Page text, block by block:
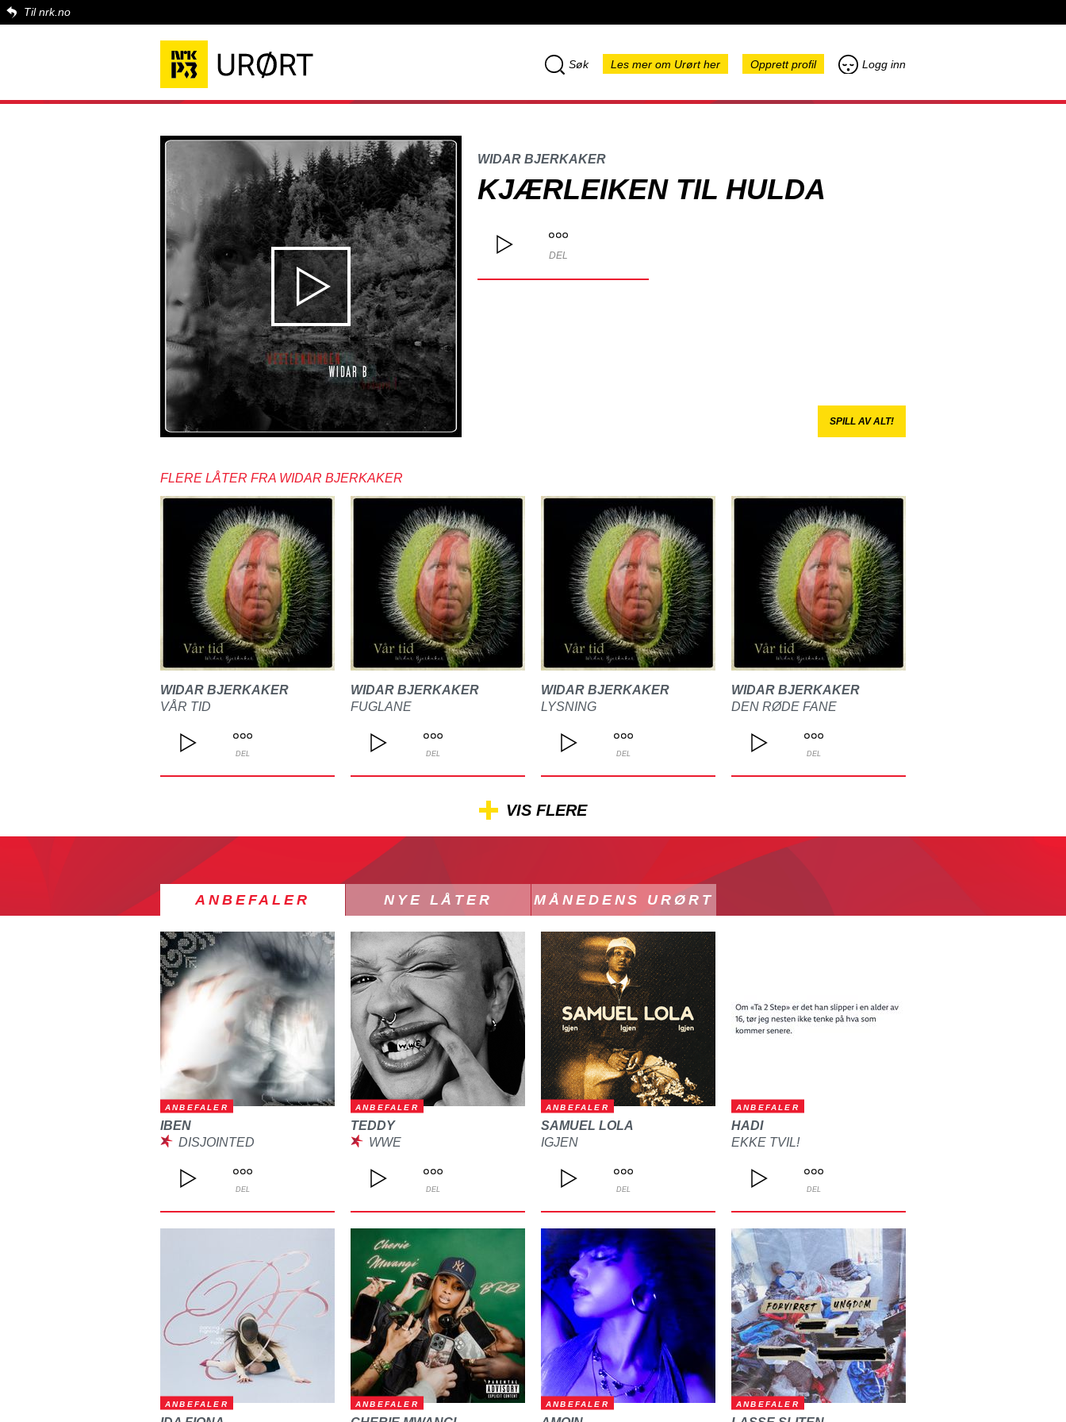
Til nrk.no
Søk Les mer om Urørt her Opprett profil Logg inn
WIDAR BJERKAKER
KJÆRLEIKEN TIL HULDA
DEL
SPILL AV ALT!
FLERE LÅTER FRA WIDAR BJERKAKER
WIDAR BJERKAKER
VÅR TID
DEL
WIDAR BJERKAKER
FUGLANE
DEL
WIDAR BJERKAKER
LYSNING
DEL
WIDAR BJERKAKER
DEN RØDE FANE
DEL
VIS FLERE
ANBEFALER NYE LÅTER MÅNEDENS URØRT
ANBEFALER
IBEN
DISJOINTED
DEL
ANBEFALER
TEDDY
WWE
DEL
ANBEFALER
SAMUEL LOLA
IGJEN
DEL
ANBEFALER
HADI
EKKE TVIL!
DEL
ANBEFALER ANBEFALER ANBEFALER ANBEFALER